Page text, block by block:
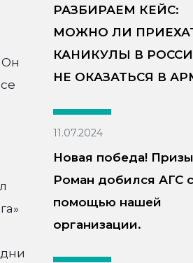
РАЗБИРАЕМ КЕЙС:
МОЖНО ЛИ
КАНИКУЛЫ В
НЕ ОКАЗАТЬСЯ В
11.07.2024
Новая победа!
Роман добился АГС с
помощью нашей
организации.